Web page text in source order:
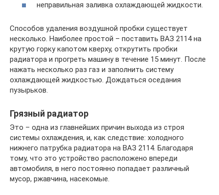
неправильная заливка охлаждающей жидкости.
Способов удаления воздушной пробки существует
несколько. Наиболее простой – поставить ВАЗ 2114 на
крутую горку капотом кверху, открутить пробки
радиатора и прогреть машину в течение 15 минут. После
нажать несколько раз газ и заполнить систему
охлаждающей жидкостью. Дождаться оседания
пузырьков.
Грязный радиатор
Это – одна из главнейших причин выхода из строя
системы охлаждения, и, как следствие: холодного
нижнего патрубка радиатора на ВАЗ 2114. Благодаря
тому, что это устройство расположено впереди
автомобиля, в него постоянно попадает различный
мусор, ржавчина, насекомые.